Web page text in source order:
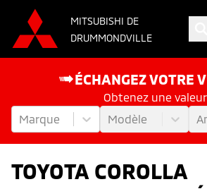
MITSUBISHI DE
DRUMMONDVILLE
ÉCHANGEZ VOTRE
Obtenez une valeur
Marque
Modèle
TOYOTA COROLLA